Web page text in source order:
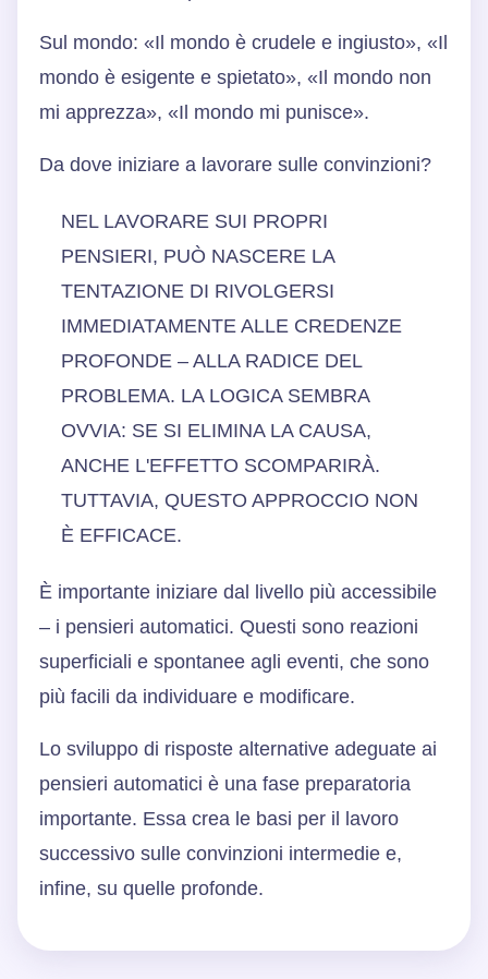
Sul mondo: «Il mondo è crudele e ingiusto», «Il
mondo è esigente e spietato», «Il mondo non
mi apprezza», «Il mondo mi punisce».
Da dove iniziare a lavorare sulle convinzioni?
NEL LAVORARE SUI PROPRI
PENSIERI, PUÒ NASCERE LA
TENTAZIONE DI RIVOLGERSI
IMMEDIATAMENTE ALLE CREDENZE
PROFONDE – ALLA RADICE DEL
PROBLEMA. LA LOGICA SEMBRA
OVVIA: SE SI ELIMINA LA CAUSA,
ANCHE L'EFFETTO SCOMPARIRÀ.
TUTTAVIA, QUESTO APPROCCIO NON
È EFFICACE.
È importante iniziare dal livello più accessibile
– i pensieri automatici. Questi sono reazioni
superficiali e spontanee agli eventi, che sono
più facili da individuare e modificare.
Lo sviluppo di risposte alternative adeguate ai
pensieri automatici è una fase preparatoria
importante. Essa crea le basi per il lavoro
successivo sulle convinzioni intermedie e,
infine, su quelle profonde.